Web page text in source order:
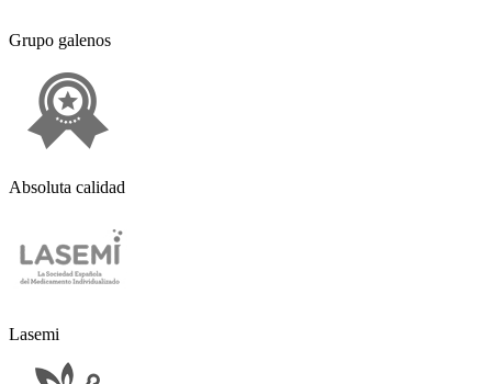
Grupo galenos
Absoluta calidad
Lasemi